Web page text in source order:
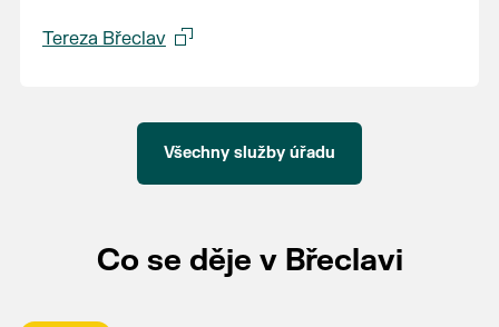
Tereza Břeclav
Všechny služby úřadu
Co se děje v Břeclavi